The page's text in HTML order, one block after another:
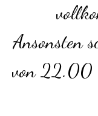
Ansonsten
von 22.00